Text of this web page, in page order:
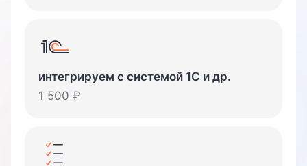
интегрируем с системой 1C и др.
1 500 ₽